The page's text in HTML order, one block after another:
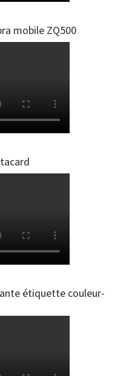
mobile ZQ500
étiquette couleur-